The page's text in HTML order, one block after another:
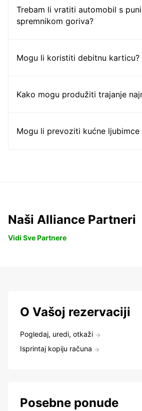
Trebam li vratiti automobil s
spremnikom goriva?
Mogu li koristiti debitnu karticu?
Kako mogu produžiti trajanje
Mogu li prevoziti kućne ljubimce
Naši Alliance Partneri
Vidi Sve Partnere
O Vašoj rezervaciji
Pogledaj, uredi, otkaži
Isprintaj kopiju računa
Posebne ponude